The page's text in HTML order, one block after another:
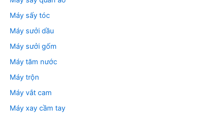
Máy sấy tóc
Máy sưởi dầu
Máy sưởi gốm
Máy tăm nước
Máy trộn
Máy vắt cam
Máy xay cầm tay